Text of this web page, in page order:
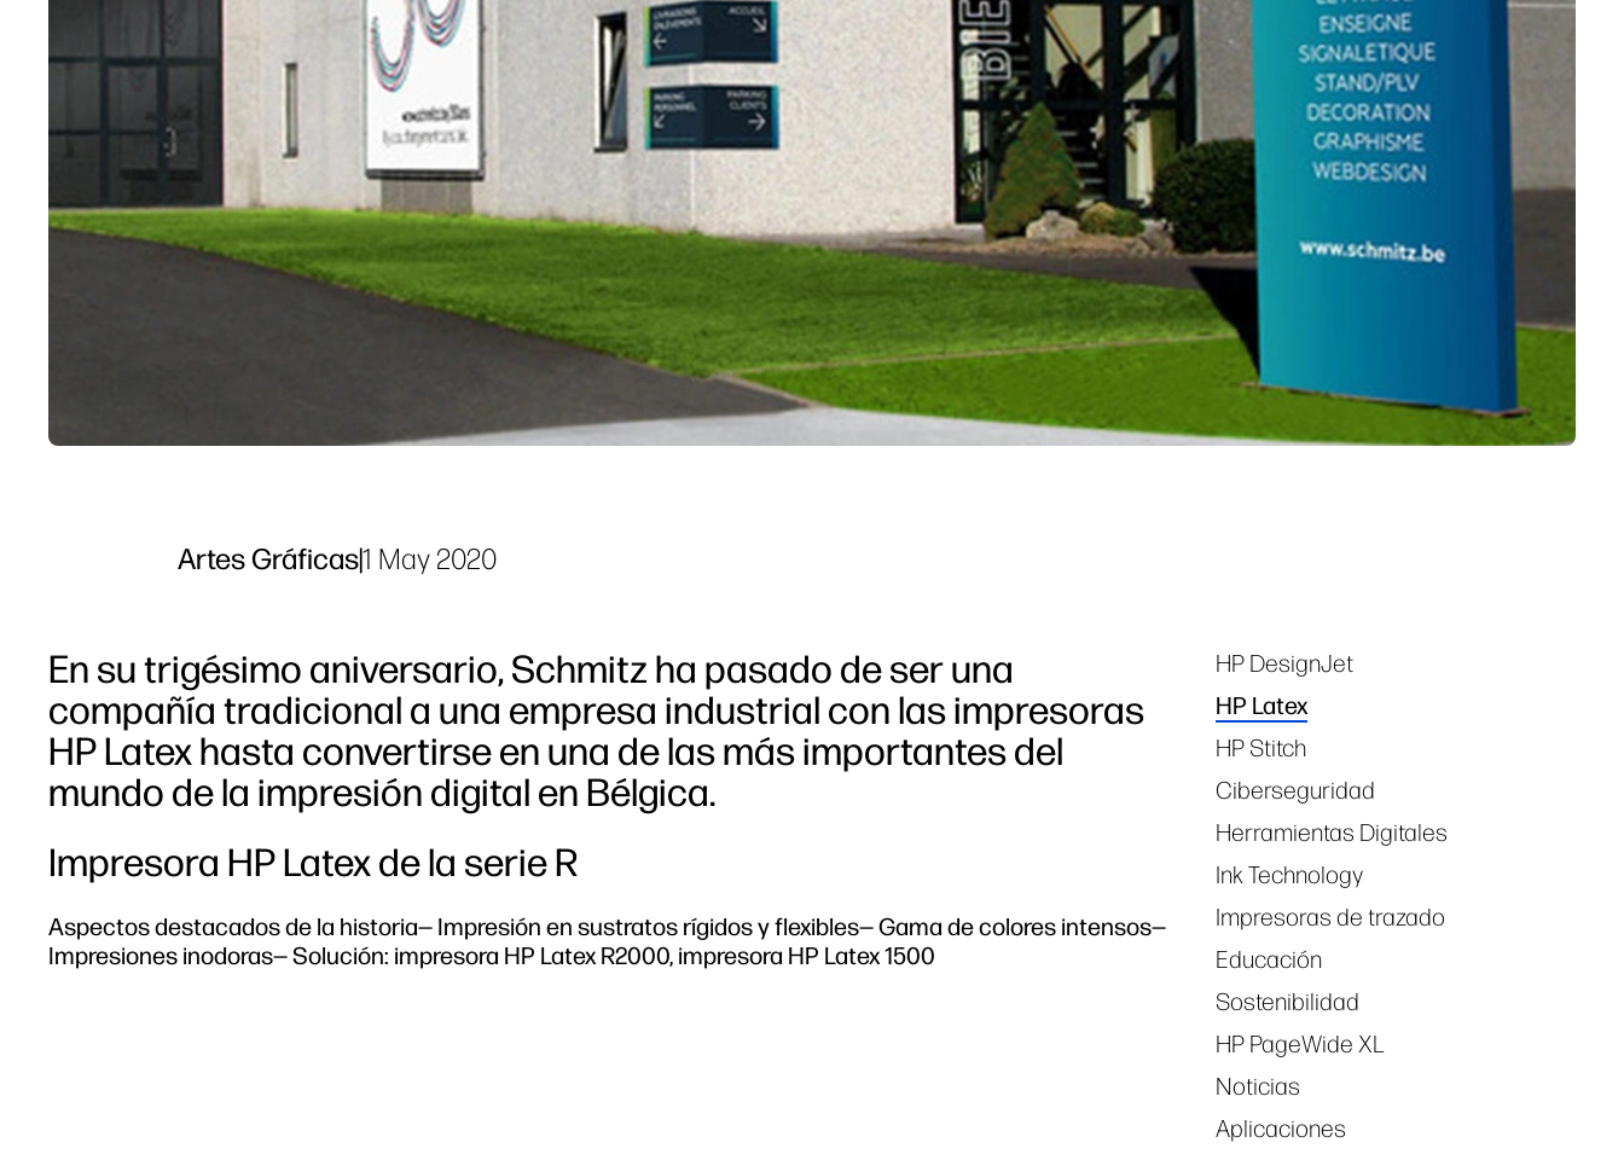
Artes Gráficas|1 May 2020
En su trigésimo aniversario, Schmitz ha pasado de ser una
compañía tradicional a una empresa industrial con las impresoras
HP Latex hasta convertirse en una de las más importantes del
mundo de la impresión digital en Bélgica.
Impresora HP Latex de la serie R
Aspectos destacados de la historia— Impresión en sustratos rígidos y flexibles— Gama de colores intensos—
Impresiones inodoras— Solución: impresora HP Latex R2000, impresora HP Latex 1500
Tags
HP DesignJet
HP Latex
HP Stitch
Ciberseguridad
Herramientas Digitales
Ink Technology
Impresoras de trazado
Educación
Sostenibilidad
HP PageWide XL
Noticias
Aplicaciones